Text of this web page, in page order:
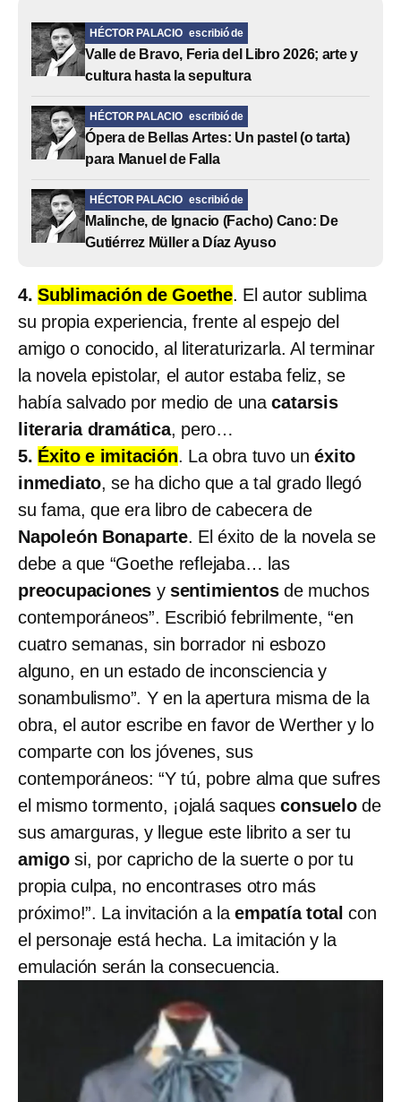
HÉCTOR PALACIO escribió de
Valle de Bravo, Feria del Libro 2026; arte y
cultura hasta la sepultura
HÉCTOR PALACIO escribió de
Ópera de Bellas Artes: Un pastel (o tarta)
para Manuel de Falla
HÉCTOR PALACIO escribió de
Malinche, de Ignacio (Facho) Cano: De
Gutiérrez Müller a Díaz Ayuso
4. Sublimación de Goethe. El autor sublima
su propia experiencia, frente al espejo del
amigo o conocido, al literaturizarla. Al terminar
la novela epistolar, el autor estaba feliz, se
había salvado por medio de unacatarsis
literaria dramática, pero…
5. Éxito e imitación. La obra tuvo unéxito
inmediato, se ha dicho que a tal grado llegó
su fama, que era libro de cabecera de
Napoleón Bonaparte. El éxito de la novela se
debe a que “Goethe reflejaba… las
preocupaciones y sentimientosde muchos
contemporáneos”. Escribió febrilmente, “en
cuatro semanas, sin borrador ni esbozo
alguno, en un estado de inconsciencia y
sonambulismo”. Y en la apertura misma de la
obra, el autor escribe en favor de Werther y lo
comparte con los jóvenes, sus
contemporáneos: “Y tú, pobre alma que sufres
el mismo tormento, ¡ojalá saquesconsuelode
sus amarguras, y llegue este librito a ser tu
amigo si, por capricho de la suerte o por tu
propia culpa, no encontrases otro más
próximo!”. La invitación a laempatía total con
el personaje está hecha. La imitación y la
emulación serán la consecuencia.